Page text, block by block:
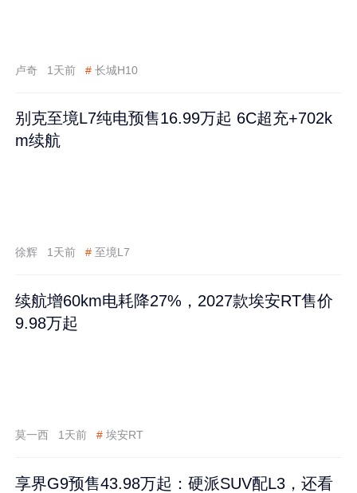
卢奇 1天前 # 长城H10
别克至境L7纯电预售16.99万起 6C超充+702k
m续航
徐辉 1天前 # 至境L7
续航增60km电耗降27%，2027款埃安RT售价
9.98万起
莫一西 1天前 # 埃安RT
享界G9预售43.98万起：硬派SUV配L3，还看